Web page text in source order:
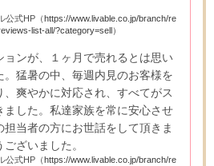
公式HP（ https://www.livable.co.jp/branch/re
list-all/?category=sell ）
ョンが、１ヶ月で売れるとは思い
。猛暑の中、毎週内見のお客様を
、爽やかに対応され、すべてがス
ました。私達家族を常に安心させ
担当者の方にお世話をして頂きま
ざいました。
公式HP（ https://www.livable.co.jp/branch/re